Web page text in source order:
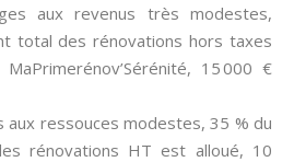
aux revenus très modestes,
total des rénovations hors taxes
15 000 €
aux ressouces modestes, 35 % du
rénovations HT est alloué, 10